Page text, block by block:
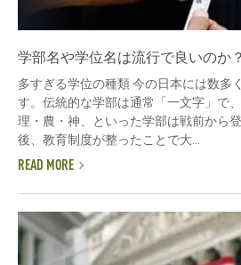
学部名や学位名は流行で良いのか？
多すぎる学位の種類 今の日本には数多
す。伝統的な学部は通常「一文字」で
理・農・神、といった学部は戦前から
後、教育制度が整ったことで大...
READ MORE